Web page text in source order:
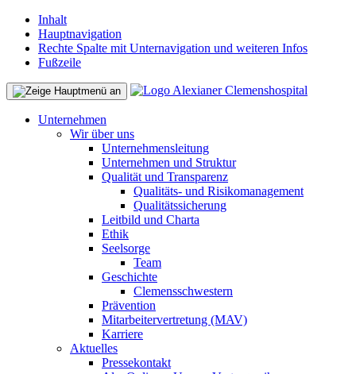
Inhalt
Hauptnavigation
Rechte Spalte mit Unternavigation und weiteren Infos
Fußzeile
Unternehmen
Wir über uns
Unternehmensleitung
Unternehmen und Struktur
Qualität und Transparenz
Qualitäts- und Risikomanagement
Qualitätssicherung
Leitbild und Charta
Ethik
Seelsorge
Team
Geschichte
Clemensschwestern
Prävention
Mitarbeitervertretung (MAV)
Karriere
Aktuelles
Pressekontakt